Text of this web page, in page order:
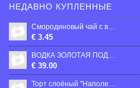
НЕДАВНО КУПЛЕННЫЕ
Смородиновый чай с вишней, 50г
€ 3.45
ВОДКА ЗОЛОТАЯ ПОДКОВА АБСОЛЮТ СТАНДАРТ 40% 0.5 Л
€ 39.00
Торт слоёный "Наполеон" с ванильным вкусом и с брусничной начинкой 400g